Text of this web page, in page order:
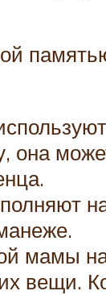
она
мамы
вещи.